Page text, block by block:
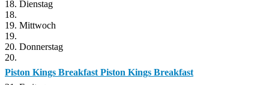
18. Dienstag
18.
19. Mittwoch
19.
20. Donnerstag
20.
Piston Kings Breakfast Piston Kings Breakfast